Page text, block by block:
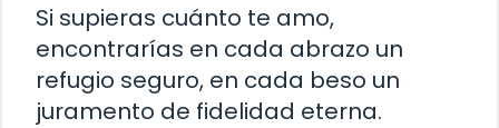
Si supieras cuánto te amo,
encontrarías en cada abrazo un
refugio seguro, en cada beso un
juramento de fidelidad eterna.